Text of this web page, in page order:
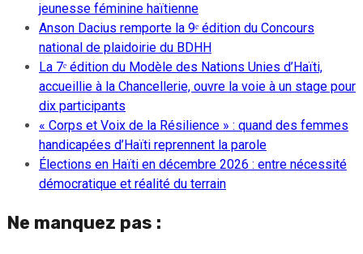
jeunesse féminine haïtienne
Anson Dacius remporte la 9ᵉ édition du Concours
national de plaidoirie du BDHH
La 7ᵉ édition du Modèle des Nations Unies d’Haïti,
accueillie à la Chancellerie, ouvre la voie à un stage pour
dix participants
« Corps et Voix de la Résilience » : quand des femmes
handicapées d’Haïti reprennent la parole
Élections en Haïti en décembre 2026 : entre nécessité
démocratique et réalité du terrain
Ne manquez pas :